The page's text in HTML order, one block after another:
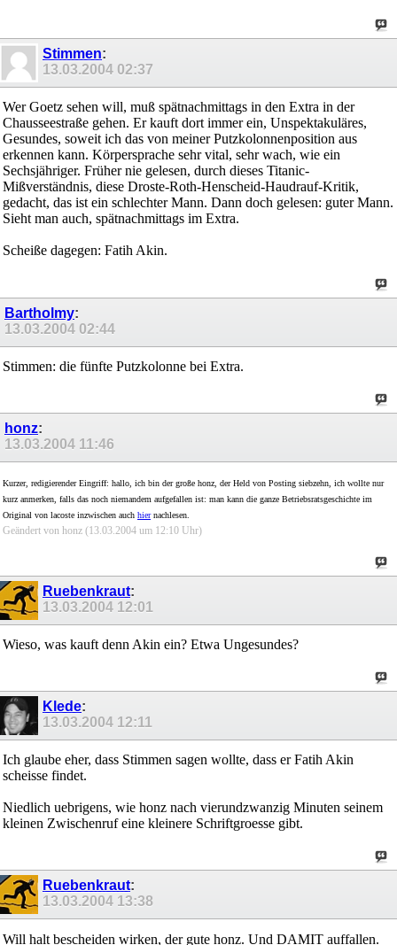
Stimmen:
13.03.2004 02:37
Wer Goetz sehen will, muß spätnachmittags in den Extra in der
Chausseestraße gehen. Er kauft dort immer ein, Unspektakuläres,
Gesundes, soweit ich das von meiner Putzkolonnenposition aus
erkennen kann. Körpersprache sehr vital, sehr wach, wie ein
Sechsjähriger. Früher nie gelesen, durch dieses Titanic-
Mißverständnis, diese Droste-Roth-Henscheid-Haudrauf-Kritik,
gedacht, das ist ein schlechter Mann. Dann doch gelesen: guter Mann.
Sieht man auch, spätnachmittags im Extra.
Scheiße dagegen: Fatih Akin.
Bartholmy:
13.03.2004 02:44
Stimmen: die fünfte Putzkolonne bei Extra.
honz:
13.03.2004 11:46
Kurzer, redigierender Eingriff: hallo, ich bin der große honz, der Held von Posting siebzehn, ich wollte nur
kurz anmerken, falls das noch niemandem aufgefallen ist: man kann die ganze Betriebsratsgeschichte im
Original von lacoste inzwischen auch hiernachlesen.
Geändert von honz (13.03.2004 um 12:10 Uhr)
Ruebenkraut:
13.03.2004 12:01
Wieso, was kauft denn Akin ein? Etwa Ungesundes?
Klede:
13.03.2004 12:11
Ich glaube eher, dass Stimmen sagen wollte, dass er Fatih Akin
scheisse findet.
Niedlich uebrigens, wie honz nach vierundzwanzig Minuten seinem
kleinen Zwischenruf eine kleinere Schriftgroesse gibt.
Ruebenkraut:
13.03.2004 13:38
Will halt bescheiden wirken, der gute honz. Und DAMIT auffallen.